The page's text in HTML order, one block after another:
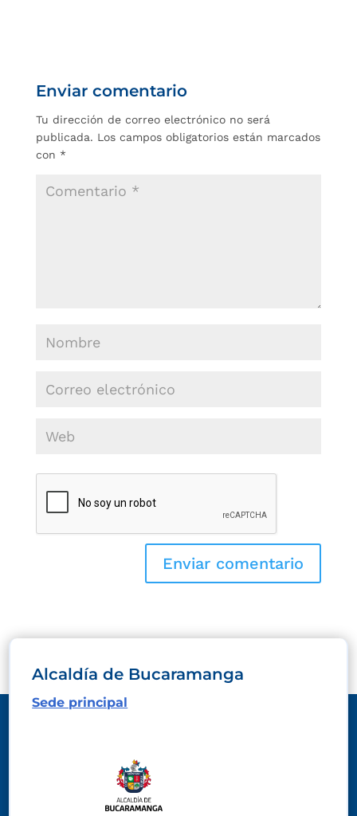
Enviar comentario
Tu dirección de correo electrónico no será
publicada. Los campos obligatorios están marcados
con *
Alcaldía de Bucaramanga
Sede principal